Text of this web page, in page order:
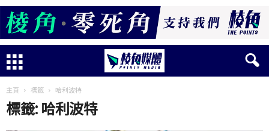
主頁 標籤 哈利波特
標籤: 哈利波特